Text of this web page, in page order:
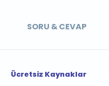
SORU & CEVAP
Ücretsiz Kaynaklar